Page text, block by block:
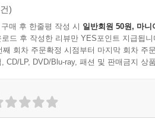
)
매 후 한줄평 작성 시 일반회원 50원, 마니
드 후 작성한 리뷰만 YES포인트 지급됩니
째 회차 주문확정 시점부터 마지막 회차 주
CD/LP, DVD/Blu-ray, 패션 및 판매금지 상